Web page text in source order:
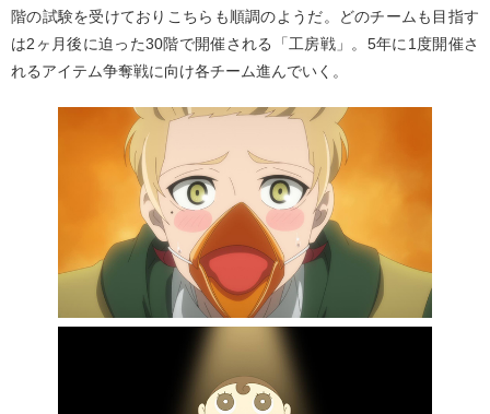
階の試験を受けておりこちらも順調のようだ。どのチームも⽬指す
は2ヶ⽉後に迫った30階で開催される「⼯房戦」。5年に1度開催さ
れるアイテム争奪戦に向け各チーム進んでいく。